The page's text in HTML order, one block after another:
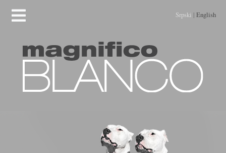
Srpski | English